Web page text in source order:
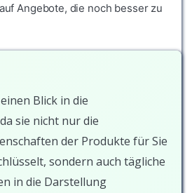
Angebote, die noch besser zu
Blick in die
sie nicht nur die
der Produkte für Sie
sondern auch tägliche
in die Darstellung